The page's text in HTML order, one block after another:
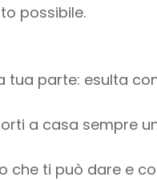
possibile.
tua parte: esulta
a casa sempre
che ti può dare e